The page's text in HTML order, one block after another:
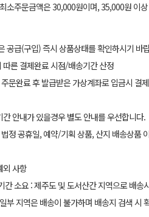
소주문금액은 30,000원이며, 35,000원 이
공급(구입) 즉시 상품상태를 확인하시기 바
따른 결제완료 시점/배송기간 산정
문완료 후 발급받은 가상계좌로 입금시
간 안내가 있을경우 별도 안내를 우선합니다.
정 공휴일, 예약/기획 상품, 산지 배송상품
외 사항
간 소요 : 제주도 및 도서산간 지역으로 배
부 지역은 배송이 불가하며 배송지 검색 시